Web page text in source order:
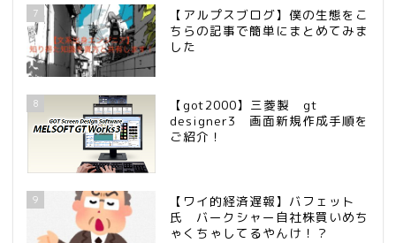
7
【アルプスブログ】僕の生態をこ
ちらの記事で簡単にまとめてみま
した
8
【got2000】三菱製 gt
designer3 画面新規作成手順を
ご紹介！
9
【ワイ的経済遅報】バフェット
氏 バークシャー自社株買いめち
ゃくちゃしてるやんけ！？